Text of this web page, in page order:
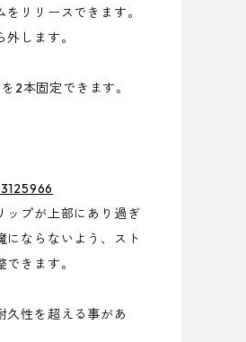
リリースできます。
します。
2本固定できます。
ップが上部にあり過ぎ
にならないよう、スト
きます。
性を超える事があ